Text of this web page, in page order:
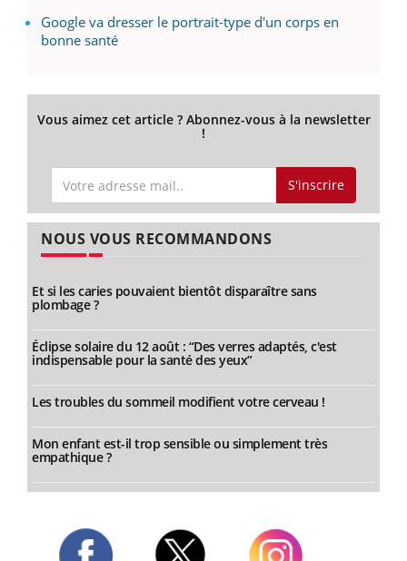
Google va dresser le portrait-type d'un corps en
bonne santé
Vous aimez cet article ? Abonnez-vous à la newsletter
!
S'inscrire
NOUS VOUS RECOMMANDONS
Et si les caries pouvaient bientôt disparaître sans
plombage ?
Éclipse solaire du 12 août : “Des verres adaptés, c'est
indispensable pour la santé des yeux”
Les troubles du sommeil modifient votre cerveau !
Mon enfant est-il trop sensible ou simplement très
empathique ?